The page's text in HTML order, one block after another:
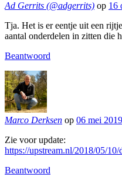
Ad Gerrits (@adgerrits) op 16
Tja. Het is er eentje uit een
aantal onderdelen in zitten die
Beantwoord
Marco Derksen op 06 mei 2019
Zie voor update:
https://upstream.nl/2018/05/
Beantwoord